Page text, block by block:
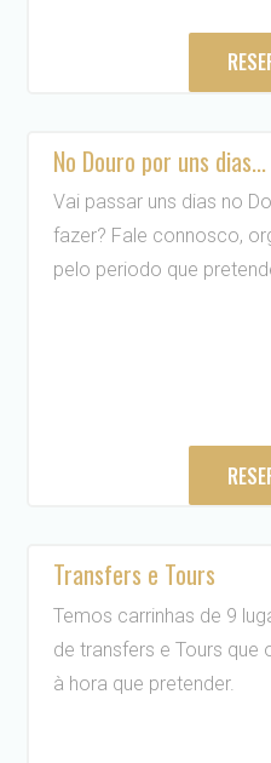
No Douro por uns dias...
Vai passar uns dias no
fazer? Fale connosco,
pelo periodo que
Transfers e Tours
Temos carrinhas de 9
de transfers e Tours que
à hora que pretender.